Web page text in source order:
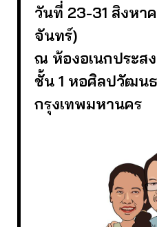
วันที่ 23-31 สิงหา
จันทร์)
ณ ห้องอเนกประส
ชั้น 1 หอศิลปวัฒน
กรุงเทพมหานคร